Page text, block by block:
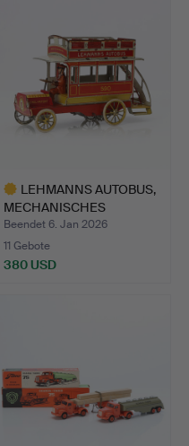
LEHMANNS AUTOBUS,
MECHANISCHES
SPIELZEUG. …
Beendet 6. Jan 2026
11 Gebote
380 USD